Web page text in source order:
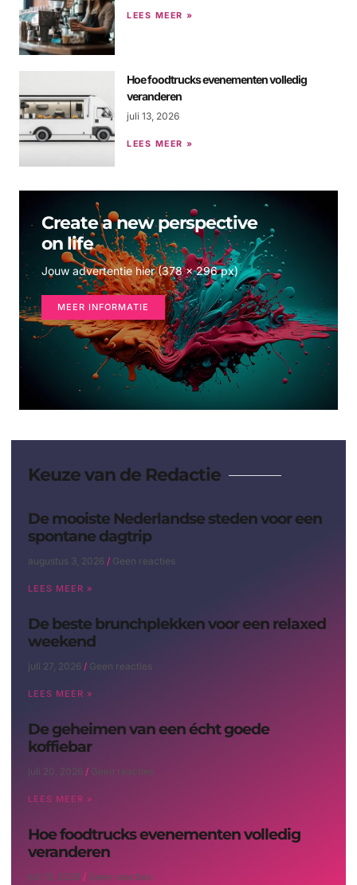
LEES MEER »
Hoe foodtrucks evenementen volledig
veranderen
juli 13, 2026
LEES MEER »
Create a new perspective
on life
Jouw advertentie hier (378 x 296 px)
MEER INFORMATIE
Keuze van de Redactie
De mooiste Nederlandse steden voor een
spontane dagtrip
augustus 3, 2026 Geen reacties
LEES MEER »
De beste brunchplekken voor een relaxed
weekend
juli 27, 2026 Geen reacties
LEES MEER »
De geheimen van een écht goede
koffiebar
juli 20, 2026 Geen reacties
LEES MEER »
Hoe foodtrucks evenementen volledig
veranderen
juli 13, 2026 Geen reacties